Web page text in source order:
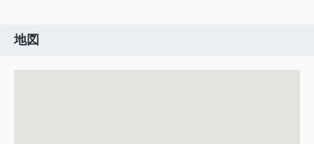
地図